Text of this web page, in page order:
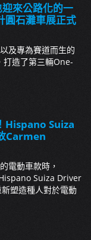
來公路化的一
石灘車展正式
及專為賽道而生的
造了第三輛One-
Hispano Suiza
Carmen
電動車款時，
Suiza Driver
塑造種人對於電動